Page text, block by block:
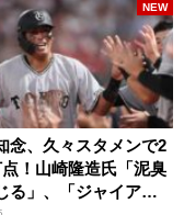
念、久々スタメンで2
！山崎隆造氏「泥臭
る」、「ジャイアン
NEW